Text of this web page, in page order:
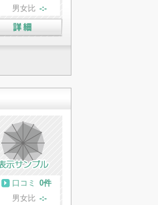
男女比 -:-
口コミ
0件
男女比 -:-